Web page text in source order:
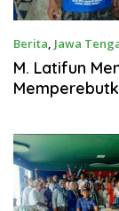
Berita, Jawa
M. Latifun